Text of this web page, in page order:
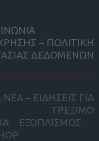
– ΠΟΛΙΤΙΚΗ
ΔΕΔΟΜΕΝΩΝ
– ΕΙΔΗΣΕΙΣ ΓΙΑ
ΤΡΕΞΙΜΟ
ΕΞΟΠΛΙΣΜΟΣ